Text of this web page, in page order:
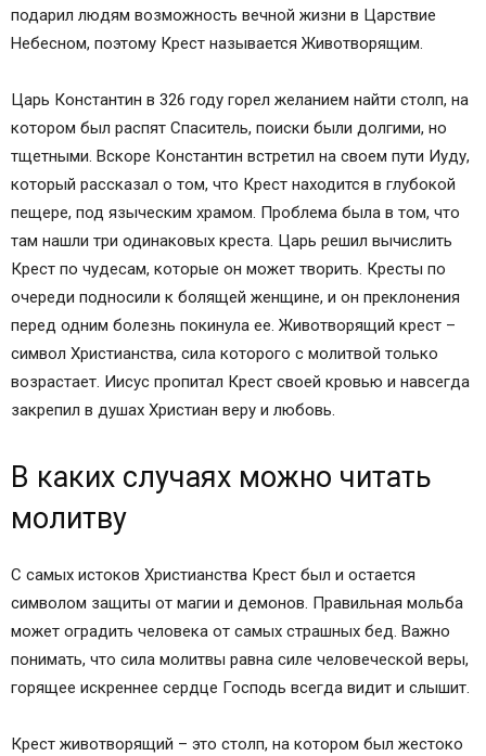
подарил людям возможность вечной жизни в Царствие
Небесном, поэтому Крест называется Животворящим.
Царь Константин в 326 году горел желанием найти столп, на
котором был распят Спаситель, поиски были долгими, но
тщетными. Вскоре Константин встретил на своем пути Иуду,
который рассказал о том, что Крест находится в глубокой
пещере, под языческим храмом. Проблема была в том, что
там нашли три одинаковых креста. Царь решил вычислить
Крест по чудесам, которые он может творить. Кресты по
очереди подносили к болящей женщине, и он преклонения
перед одним болезнь покинула ее. Животворящий крест –
символ Христианства, сила которого с молитвой только
возрастает. Иисус пропитал Крест своей кровью и навсегда
закрепил в душах Христиан веру и любовь.
В каких случаях можно читать
молитву
С самых истоков Христианства Крест был и остается
символом защиты от магии и демонов. Правильная мольба
может оградить человека от самых страшных бед. Важно
понимать, что сила молитвы равна силе человеческой веры,
горящее искреннее сердце Господь всегда видит и слышит.
Крест животворящий – это столп, на котором был жестоко